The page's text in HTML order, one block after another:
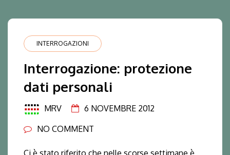
INTERROGAZIONI
Interrogazione: protezione
dati personali
MRV
6 NOVEMBRE 2012
NO COMMENT